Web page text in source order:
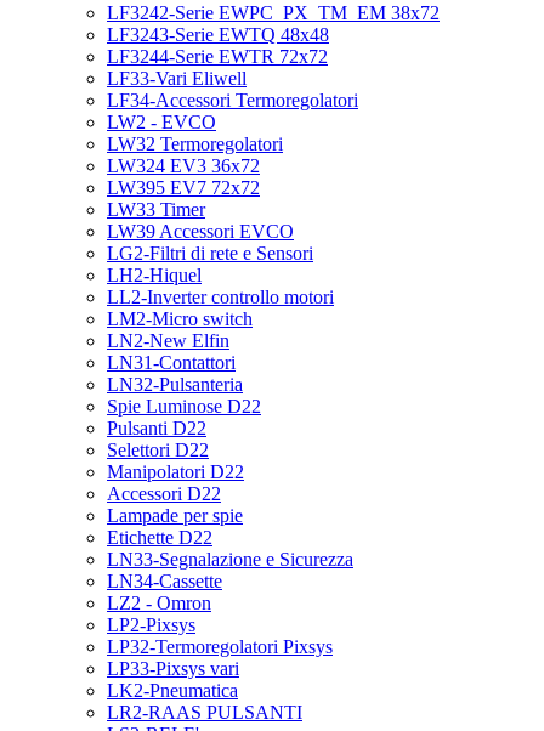
LF3242-Serie EWPC_PX_TM_EM 38x72
LF3243-Serie EWTQ 48x48
LF3244-Serie EWTR 72x72
LF33-Vari Eliwell
LF34-Accessori Termoregolatori
LW2 - EVCO
LW32 Termoregolatori
LW324 EV3 36x72
LW395 EV7 72x72
LW33 Timer
LW39 Accessori EVCO
LG2-Filtri di rete e Sensori
LH2-Hiquel
LL2-Inverter controllo motori
LM2-Micro switch
LN2-New Elfin
LN31-Contattori
LN32-Pulsanteria
Spie Luminose D22
Pulsanti D22
Selettori D22
Manipolatori D22
Accessori D22
Lampade per spie
Etichette D22
LN33-Segnalazione e Sicurezza
LN34-Cassette
LZ2 - Omron
LP2-Pixsys
LP32-Termoregolatori Pixsys
LP33-Pixsys vari
LK2-Pneumatica
LR2-RAAS PULSANTI